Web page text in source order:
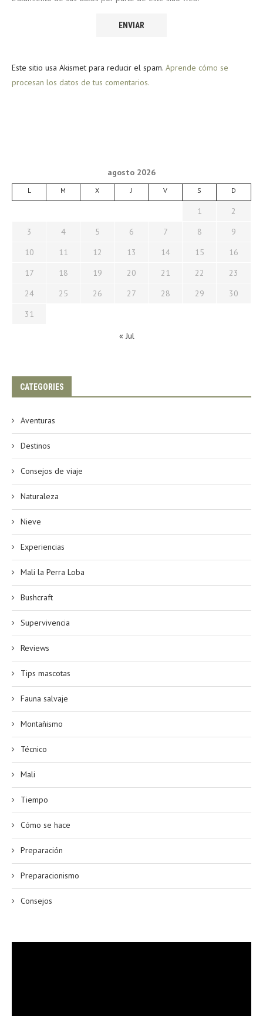
Este sitio usa Akismet para reducir el spam. Aprende cómo se
procesan los datos de tus comentarios.
agosto 2026
L M X J V S D
1
2
3
4 5 6 7 8
9
10
11 12 13 14 15
16
17
18 19 20 21 22
23
24
25 26 27 28 29
30
31
« Jul
CATEGORIES
Aventuras
Destinos
Consejos de viaje
Naturaleza
Nieve
Experiencias
Mali la Perra Loba
Bushcraft
Supervivencia
Reviews
Tips mascotas
Fauna salvaje
Montañismo
Técnico
Mali
Tiempo
Cómo se hace
Preparación
Preparacionismo
Consejos